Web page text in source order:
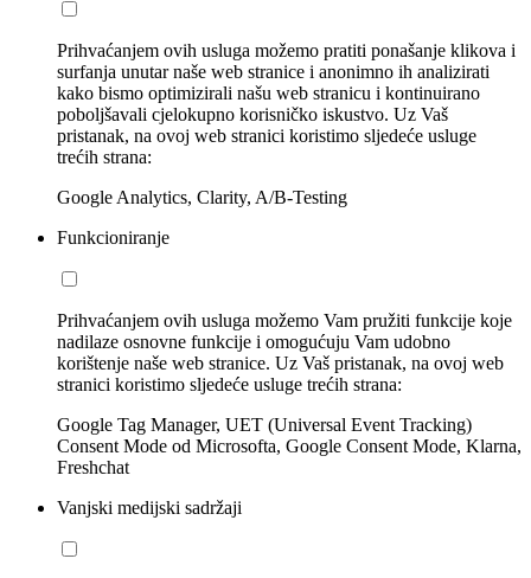
Prihvaćanjem ovih usluga možemo pratiti ponašanje klikova i
surfanja unutar naše web stranice i anonimno ih analizirati
kako bismo optimizirali našu web stranicu i kontinuirano
poboljšavali cjelokupno korisničko iskustvo. Uz Vaš
pristanak, na ovoj web stranici koristimo sljedeće usluge
trećih strana:
Google Analytics, Clarity, A/B-Testing
Funkcioniranje
Prihvaćanjem ovih usluga možemo Vam pružiti funkcije koje
nadilaze osnovne funkcije i omogućuju Vam udobno
korištenje naše web stranice. Uz Vaš pristanak, na ovoj web
stranici koristimo sljedeće usluge trećih strana:
Google Tag Manager, UET (Universal Event Tracking)
Consent Mode od Microsofta, Google Consent Mode, Klarna,
Freshchat
Vanjski medijski sadržaji